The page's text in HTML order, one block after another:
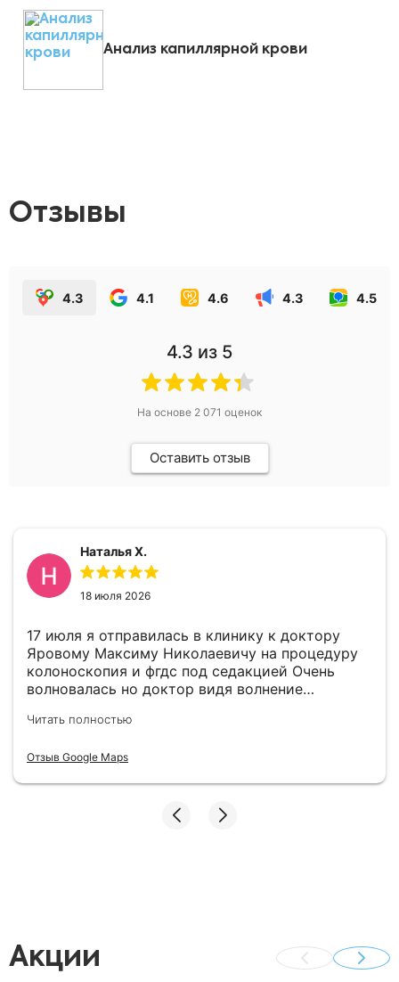
Анализ капиллярной крови
Отзывы
4.3 4.1 4.6 4.3 4.5
4.3 из 5
На основе 2 071 оценок
Оставить отзыв
Наталья Х.
18 июля 2026
17 июля я отправилась в клинику к доктору
Яровому Максиму Николаевичу на процедуру
колоноскопия и фгдс под седакцией Очень
волновалась но доктор видя волнение
По выявленному гастриту доктор дал
своевременно эти процедуры так как врачи
Яровому Максиму Николаевичу за хорошо
Читать полностью
Отзыв Google Maps
Акции